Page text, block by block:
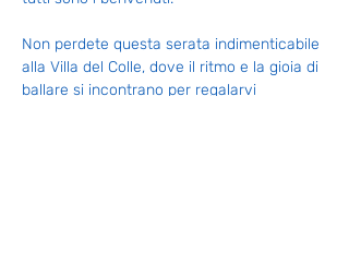
Non perdete questa serata indimenticabile
alla Villa del Colle, dove il ritmo e la gioia di
ballare si incontrano per regalarvi